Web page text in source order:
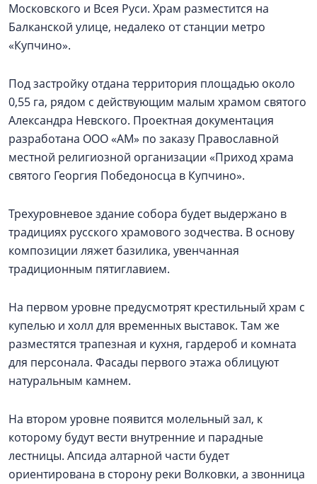
Московского и Всея Руси. Храм разместится на
Балканской улице, недалеко от станции метро
«Купчино».
Под застройку отдана территория площадью около
0,55 га, рядом с действующим малым храмом святого
Александра Невского. Проектная документация
разработана ООО «АМ» по заказу Православной
местной религиозной организации «Приход храма
святого Георгия Победоносца в Купчино».
Трехуровневое здание собора будет выдержано в
традициях русского храмового зодчества. В основу
композиции ляжет базилика, увенчанная
традиционным пятиглавием.
На первом уровне предусмотрят крестильный храм с
купелью и холл для временных выставок. Там же
разместятся трапезная и кухня, гардероб и комната
для персонала. Фасады первого этажа облицуют
натуральным камнем.
На втором уровне появится молельный зал, к
которому будут вести внутренние и парадные
лестницы. Апсида алтарной части будет
ориентирована в сторону реки Волковки, а звонница